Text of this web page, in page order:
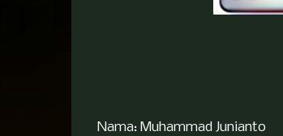
Nama: Muhammad Junianto